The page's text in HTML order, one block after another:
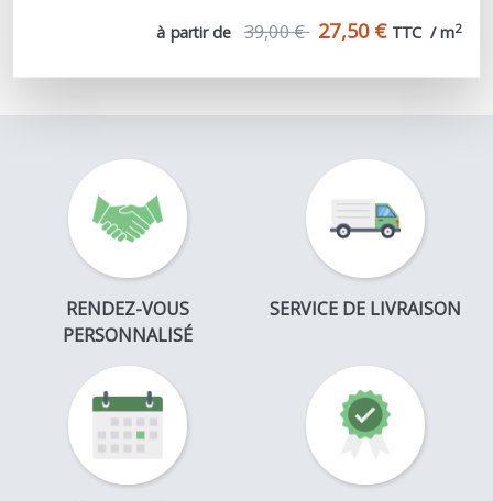
à partir de 39,00 € 27,50 € TTC  / m2
RENDEZ-VOUS
PERSONNALISÉ
SERVICE DE LIVRAISON